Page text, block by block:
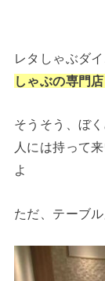
レタしゃぶダ
しゃぶの専門
そうそう、ぼ
人には持って
よ
ただ、テーブ